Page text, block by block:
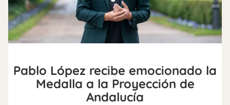
Pablo López recibe emocionado la
Medalla a la Proyección de
Andalucía